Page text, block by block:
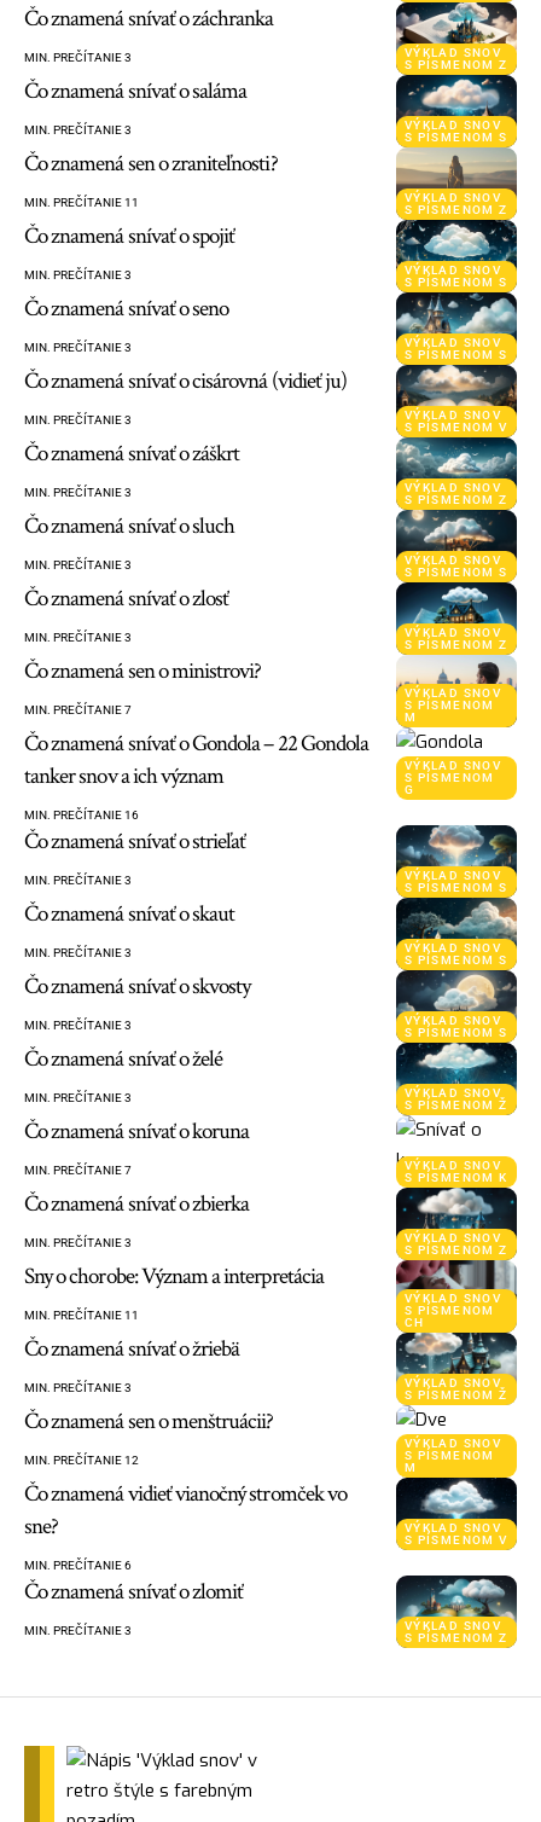
VÝKLAD SNOV
S PÍSMENOM Z
Čo znamená snívať o záchranka
MIN. PREČÍTANIE 3
VÝKLAD SNOV
S PÍSMENOM S
Čo znamená snívať o saláma
MIN. PREČÍTANIE 3
VÝKLAD SNOV
S PÍSMENOM Z
Čo znamená sen o zraniteľnosti?
MIN. PREČÍTANIE 11
VÝKLAD SNOV
S PÍSMENOM S
Čo znamená snívať o spojiť
MIN. PREČÍTANIE 3
VÝKLAD SNOV
S PÍSMENOM S
Čo znamená snívať o seno
MIN. PREČÍTANIE 3
VÝKLAD SNOV
S PÍSMENOM V
Čo znamená snívať o cisárovná (vidieť ju)
MIN. PREČÍTANIE 3
VÝKLAD SNOV
S PÍSMENOM Z
Čo znamená snívať o záškrt
MIN. PREČÍTANIE 3
VÝKLAD SNOV
S PÍSMENOM S
Čo znamená snívať o sluch
MIN. PREČÍTANIE 3
VÝKLAD SNOV
S PÍSMENOM Z
Čo znamená snívať o zlosť
MIN. PREČÍTANIE 3
VÝKLAD SNOV
S PÍSMENOM
M
Čo znamená sen o ministrovi?
MIN. PREČÍTANIE 7
VÝKLAD SNOV
S PÍSMENOM
G
Čo znamená snívať o Gondola – 22 Gondola
tanker snov a ich význam
MIN. PREČÍTANIE 16
VÝKLAD SNOV
S PÍSMENOM S
Čo znamená snívať o strieľať
MIN. PREČÍTANIE 3
VÝKLAD SNOV
S PÍSMENOM S
Čo znamená snívať o skaut
MIN. PREČÍTANIE 3
VÝKLAD SNOV
S PÍSMENOM S
Čo znamená snívať o skvosty
MIN. PREČÍTANIE 3
VÝKLAD SNOV
S PÍSMENOM Ž
Čo znamená snívať o želé
MIN. PREČÍTANIE 3
VÝKLAD SNOV
S PÍSMENOM K
Čo znamená snívať o koruna
MIN. PREČÍTANIE 7
VÝKLAD SNOV
S PÍSMENOM Z
Čo znamená snívať o zbierka
MIN. PREČÍTANIE 3
VÝKLAD SNOV
S PÍSMENOM
CH
Sny o chorobe: Význam a interpretácia
MIN. PREČÍTANIE 11
VÝKLAD SNOV
S PÍSMENOM Ž
Čo znamená snívať o žriebä
MIN. PREČÍTANIE 3
VÝKLAD SNOV
S PÍSMENOM
M
Čo znamená sen o menštruácii?
MIN. PREČÍTANIE 12
VÝKLAD SNOV
S PÍSMENOM V
Čo znamená vidieť vianočný stromček vo
sne?
MIN. PREČÍTANIE 6
VÝKLAD SNOV
S PÍSMENOM Z
Čo znamená snívať o zlomiť
MIN. PREČÍTANIE 3